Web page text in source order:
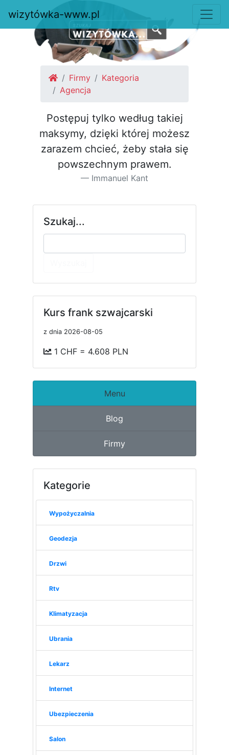
Firmy
Kategoria
Agencja
Postępuj tylko według takiej
maksymy, dzięki której możesz
za­razem chcieć, żeby stała się
pow­szechnym prawem.
Immanuel Kant
wizytówka-www.pl
Szukaj...
Kurs frank szwajcarski
z dnia 2026-08-05
1 CHF = 4.608 PLN
Menu
Blog
Firmy
Kategorie
Wypożyczalnia
Geodezja
Drzwi
Rtv
Klimatyzacja
Ubrania
Lekarz
Internet
Ubezpieczenia
Salon